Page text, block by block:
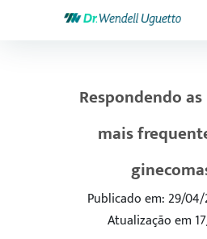
Respondendo
mais
Publicado em: 29/
Atualização em